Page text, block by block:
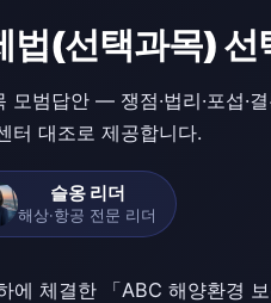
(선택과목) 선
범답안 — 쟁점·법리·포섭·
터 대조로 제공합니다.
슬옹 리더
해상·항공 전문 리더
에 체결한 「ABC 해양환경